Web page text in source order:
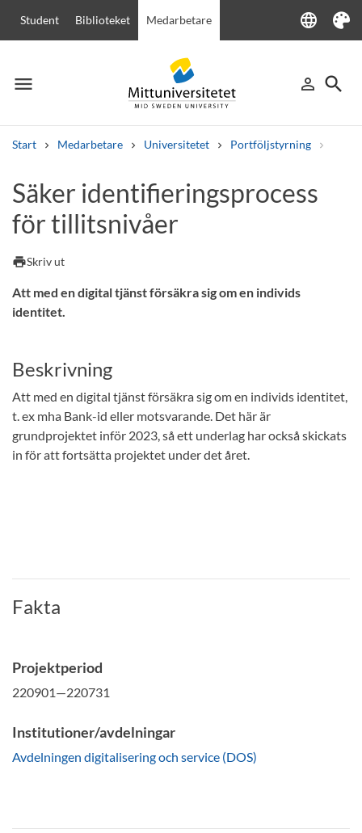
Student Biblioteket Medarbetare language
Language
Tema
menu
Meny person_outline
Logga in
search
Sök
Start Medarbetare Universitetet Portföljstyrning
Andra söktjänster
Kurser och programKursplaner
Säker identifieringsprocess
för tillitsnivåer
printSkriv ut
Att med en digital tjänst försäkra sig om en individs
identitet.
Beskrivning
Att med en digital tjänst försäkra sig om en individs identitet,
t. ex mha Bank-id eller motsvarande. Det här är
grundprojektet inför 2023, så ett underlag har också skickats
in för att fortsätta projektet under det året.
Fakta
Projektperiod
220901—220731
Institutioner/avdelningar
Avdelningen digitalisering och service (DOS)